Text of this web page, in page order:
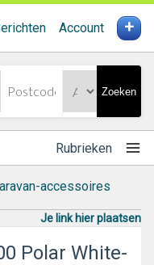
Account +
Zoeken
Rubrieken
accessoires
Je link hier plaatsen
Polar White-